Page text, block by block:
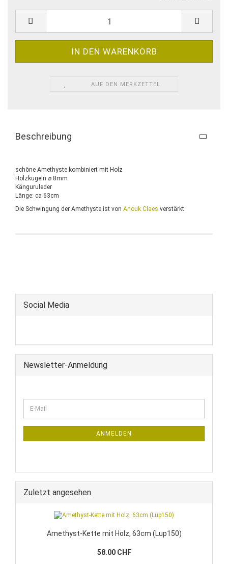
AUF DEN MERKZETTEL
Beschreibung
schöne Amethyste kombiniert mit Holz
Holzkugeln ⌀ 8mm
Känguruleder
Länge: ca 63cm
Die Schwingung der Amethyste ist von Anouk Claes verstärkt.
Social Media
Newsletter-Anmeldung
ANMELDEN
Zuletzt angesehen
Amethyst-Kette mit Holz, 63cm (Lup150)
58.00 CHF